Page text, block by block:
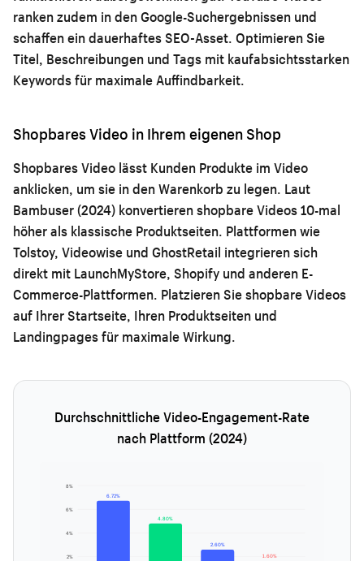
ranken zudem in den Google-Suchergebnissen und
schaffen ein dauerhaftes SEO-Asset. Optimieren Sie
Titel, Beschreibungen und Tags mit kaufabsichtsstarken
Keywords für maximale Auffindbarkeit.
Shopbares Video in Ihrem eigenen Shop
Shopbares Video lässt Kunden Produkte im Video
anklicken, um sie in den Warenkorb zu legen. Laut
Bambuser (2024) konvertieren shopbare Videos 10-mal
höher als klassische Produktseiten. Plattformen wie
Tolstoy, Videowise und GhostRetail integrieren sich
direkt mit LaunchMyStore, Shopify und anderen E-
Commerce-Plattformen. Platzieren Sie shopbare Videos
auf Ihrer Startseite, Ihren Produktseiten und
Landingpages für maximale Wirkung.
Durchschnittliche Video-Engagement-Rate
nach Plattform (2024)
2%
4%
6%
8%
6.72%
4.80%
2.60%
1.60%